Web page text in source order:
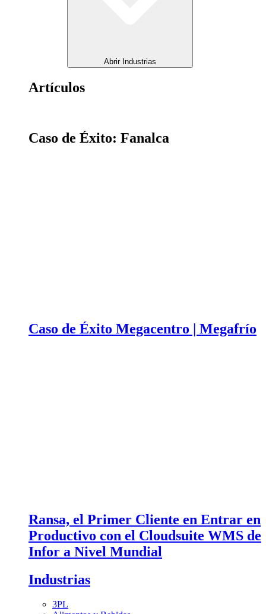
Abrir Industrias
Artículos
Caso de Éxito: Fanalca
Caso de Éxito Megacentro | Megafrío
Ransa, el Primer Cliente en Entrar en
Productivo con el Cloudsuite WMS de
Infor a Nivel Mundial
Industrias
3PL